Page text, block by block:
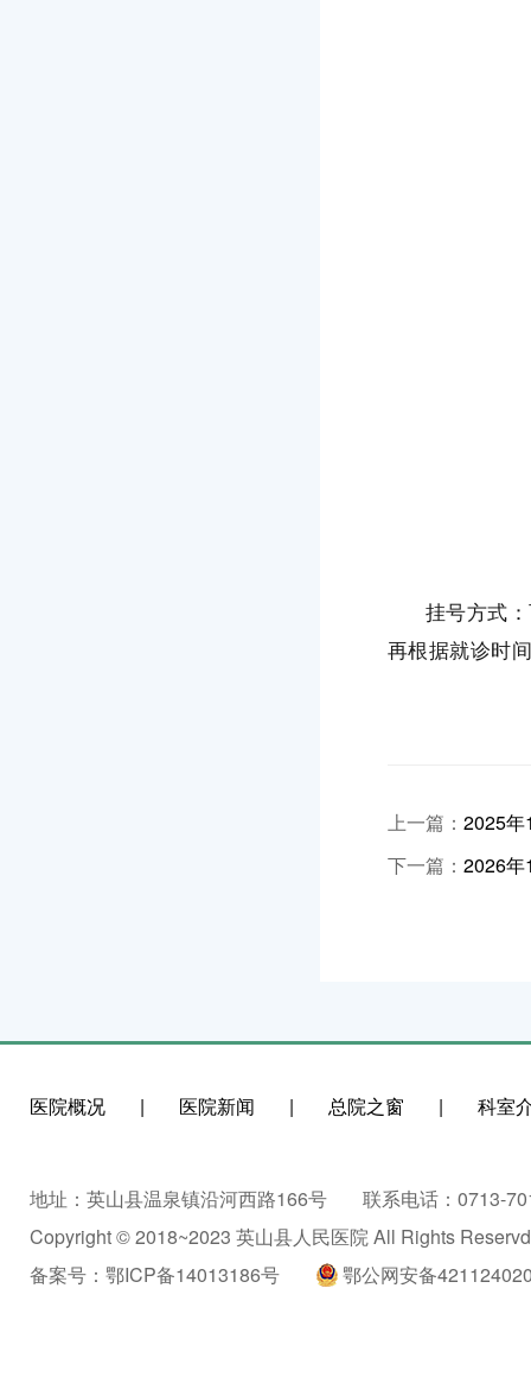
挂号方式：
再根据就诊时
上一篇： 2025年
下一篇： 2026年
医院概况 | 医院新闻 | 总院之窗 | 科室
地址：英山县温泉镇沿河西路166号
联系电话：0713-
Copyright © 2018~2023 英山县人民医院 All Rights
备案号： 鄂ICP备14013186号 鄂公网安备